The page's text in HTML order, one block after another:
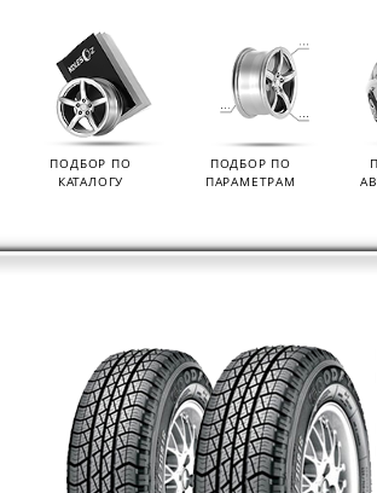
ПОДБОР ПО
КАТАЛОГУ
ПОДБОР ПО
ПАРАМЕТРАМ